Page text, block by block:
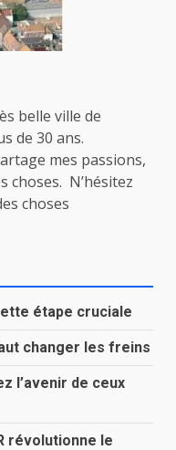
belle ville de
de 30 ans.
mes passions,
choses. N’hésitez
choses
étape cruciale
changer les freins
l’avenir de ceux
révolutionne le